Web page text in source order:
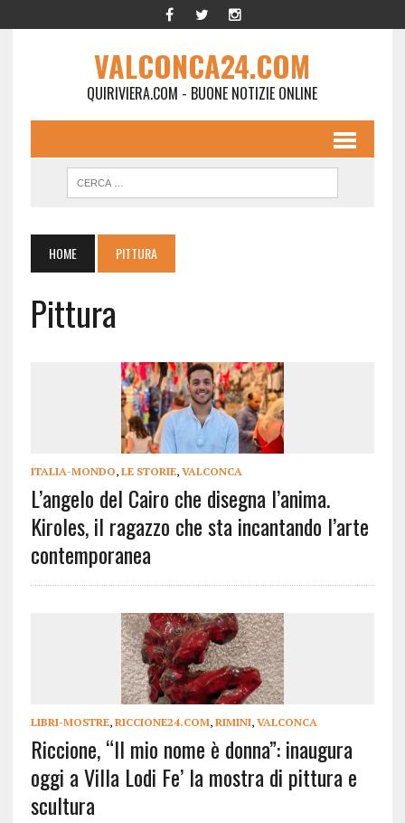
VALCONCA24.COM
QUIRIVIERA.COM - BUONE NOTIZIE ONLINE
HOME PITTURA
Pittura
ITALIA-MONDO, LE STORIE, VALCONCA
L’angelo del Cairo che disegna l’anima.
Kiroles, il ragazzo che sta incantando l’arte
contemporanea
LIBRI-MOSTRE, RICCIONE24.COM, RIMINI, VALCONCA
Riccione, “Il mio nome è donna”: inaugura
oggi a Villa Lodi Fe’ la mostra di pittura e
scultura